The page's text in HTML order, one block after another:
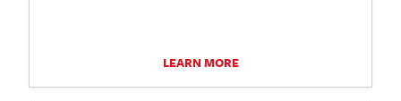
LEARN MORE